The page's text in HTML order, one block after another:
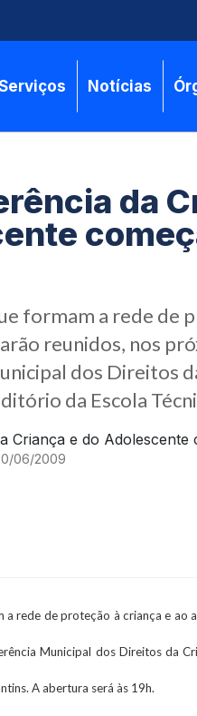
Notícias
da
formam a rede de
reunidos, nos
dos Direitos
da Escola
06/2009
a rede de proteção à criança e ao
Municipal dos Direitos da
A abertura será às 19h.